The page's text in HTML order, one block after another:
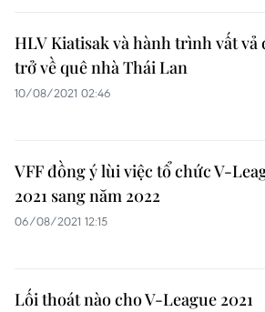
HLV Kiatisak và hành trình vất vả
trở về quê nhà Thái Lan
10/08/2021 02:46
​VFF đồng ý lùi việc tổ chức V-
2021 sang năm 2022
06/08/2021 12:15
Lối thoát nào cho V-League 2021